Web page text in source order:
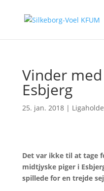
Vinder
Esbjerg
25. jan. 2018|
Det var ikke til at tage
midtjyske piger i
spillede for en trejde